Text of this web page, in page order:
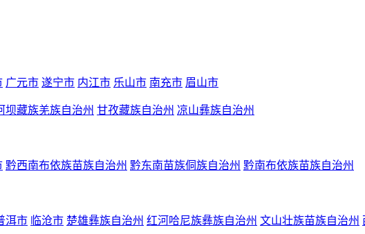
广元市 遂宁市 内江市 乐山市 南充市 眉山市
坝藏族羌族自治州 甘孜藏族自治州 凉山彝族自治州
黔西南布依族苗族自治州 黔东南苗族侗族自治州 黔南布依族苗族自治州
洱市 临沧市 楚雄彝族自治州 红河哈尼族彝族自治州 文山壮族苗族自治州